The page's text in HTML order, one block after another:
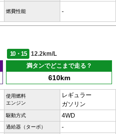
燃費性能 -
10・15
12.2km/L
満タンでどこまで走る？
610km
使用燃料
エンジン
レギュラー
ガソリン
駆動方式 4WD
過給器（ターボ） -